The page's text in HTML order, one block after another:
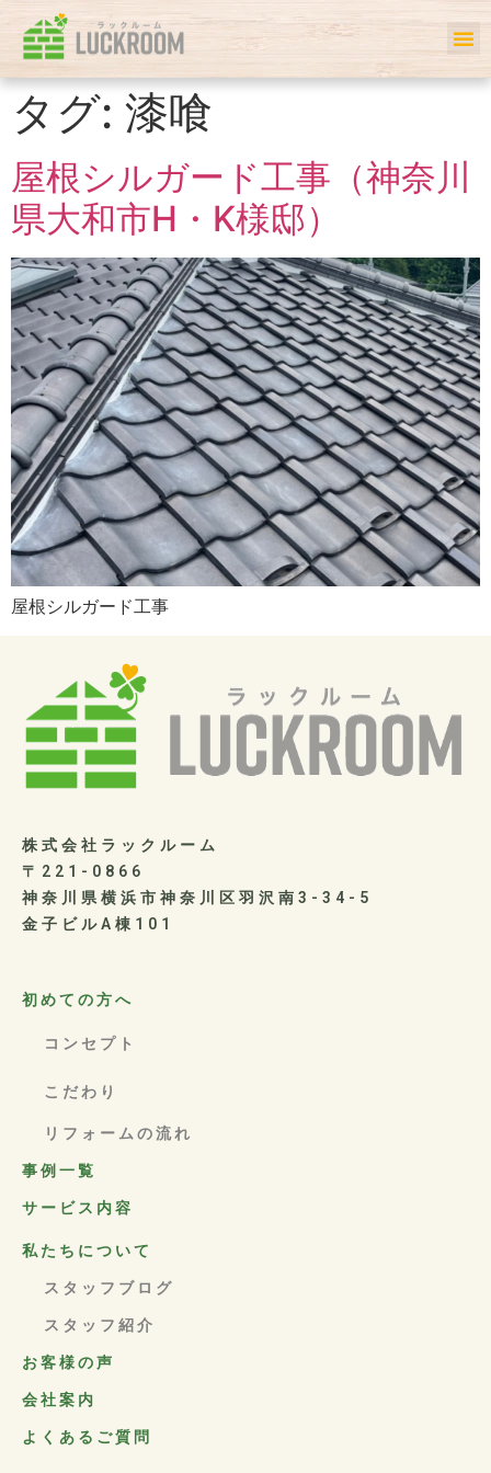
タグ: 漆喰
屋根シルガード工事（神奈川
県大和市H・K様邸）
屋根シルガード工事
株式会社ラックルーム
〒221-0866
神奈川県横浜市神奈川区羽沢南3-34-5
金子ビルA棟101
初めての方へ
コンセプト
こだわり
リフォームの流れ
事例一覧
サービス内容
私たちについて
スタッフブログ
スタッフ紹介
お客様の声
会社案内
よくあるご質問